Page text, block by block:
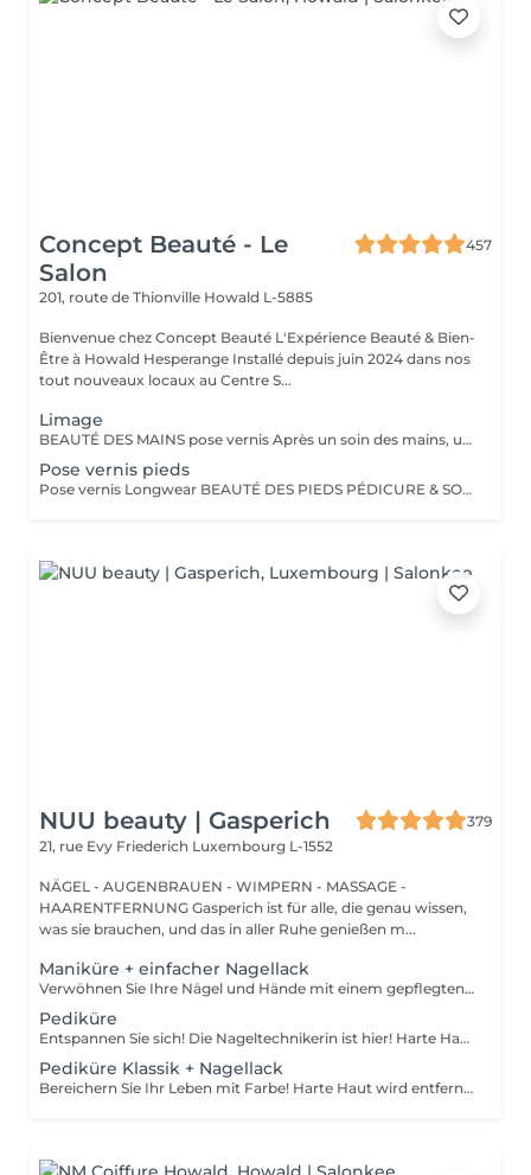
Concept Beauté - Le
Salon
457
201, route de Thionville Howald L-5885
Bienvenue chez Concept Beauté L'Expérience Beauté & Bien-
Être à Howald Hesperange Installé depuis juin 2024 dans nos
tout nouveaux locaux au Centre S...
Limage
BEAUTÉ DES MAINS pose vernis Après un soin des mains, une pose vernis : Limage et mise en forme des ongles Application d'un vernis Longwear ProNails longue tenue ou semi-permanent (en option) Une pause bien-être idéale pour retrouver des mains soignées et élégantes.
Pose vernis pieds
Pose vernis Longwear BEAUTÉ DES PIEDS PÉDICURE & SOINS EXPERTS Nos soins des pieds sont conçus pour allier esthétique et bien-être, en apportant confort, douceur et élégance à vos pieds. Tous nos soins sont réalisés dans des cabines dédiées, équipées de fauteuils Pedi Spa avec bain de pieds intégré, pour une expérience alliant détente et expertise. Nous utilisons les produits spécifiques de la toute nouvelle gamme pieds de ProNails, formulée pour nourrir, réparer et protéger vos pieds en profondeur.
NUU beauty | Gasperich
379
21, rue Evy Friederich Luxembourg L-1552
NÄGEL - AUGENBRAUEN - WIMPERN - MASSAGE -
HAARENTFERNUNG Gasperich ist für alle, die genau wissen,
was sie brauchen, und das in aller Ruhe genießen m...
Maniküre + einfacher Nagellack
Verwöhnen Sie Ihre Nägel und Hände mit einem gepflegten und ordentlichen Erscheinungsbild! Unsere Technikerinnen werden effektiv abgestorbene Hautzellen entfernen, die Nägel in Form bringen und feilen sowie die äußere Oberfläche polieren. Am Ende dieser Behandlung wird ein regulärer Nagellack aufgetragen. Unsere Meisterinnen bieten klassische, Hardware- oder kombinierte Maniküre an. Wie wird die Maniküre mit regulärer Nagellack durchgeführt? - rauhe Haut wird entfernt - die Form der Nagelplatte wird korrigiert - die Nagelhaut und seitlichen Rillen werden korrigiert - Nagellack wird aufgetragen - Nagelhautöl und Handcreme werden aufgetragen Altersbeschränkungen: empfohlen ab 14 Jahren. Empfehlungen nach dem Eingriff: es gibt keine speziellen Empfehlungen nach diesem Verfahren. Frequenz: einmal in 3 Wochen.
Pediküre
Entspannen Sie sich! Die Nageltechnikerin ist hier! Harte Haut wird entfernt, die Füße werden mit tief pflegenden Cremes massiert, wodurch sie weicher und geschmeidiger werden. Die Nagelhaut wird ordentlich gemacht und die Fußnägel werden perfekt geformt. Unsere Meisterinnen führen eine Hardware-Pediküre durch. Wie wird die Pediküre ohne Nagellack durchgeführt? - rauhe Haut wird entfernt - die Form der Nagelplatte wird korrigiert - die Nagelhaut und seitlichen Rillen werden korrigiert - die Fersen werden gereinigt - Nagelhautöl und Fußcreme werden aufgetragen Altersbeschränkungen: empfohlen ab 14 Jahren. Empfehlungen nach dem Eingriff: es gibt keine speziellen Empfehlungen nach diesem Verfahren. Frequenz: einmal in 3-4 Wochen.
Pediküre Klassik + Nagellack
Bereichern Sie Ihr Leben mit Farbe! Harte Haut wird entfernt, die Füße werden mit tief pflegenden Cremes massiert, wodurch sie weicher und geschmeidiger werden. Die Nagelhaut wird ordentlich gemacht und die Fußnägel werden perfekt geformt. Am Ende dieser Behandlung wird regulärer Nagellack aufgetragen. Unsere Meisterinnen führen eine Hardware-Pediküre durch. Wie wird die Pediküre mit einfacher Nagellackierung durchgeführt? - rauhe Haut wird entfernt - die Form der Nagelplatte wird korrigiert - die Nagelhaut und seitlichen Rillen werden korrigiert - die Fersen werden gereinigt - nagellack wird aufgetragen - nagelhautöl und Fußcreme werden aufgetragen Altersbeschränkungen: empfohlen ab 14 Jahren. Empfehlungen nach dem Eingriff: es gibt keine speziellen Empfehlungen nach diesem Verfahren. Frequenz: einmal in 3-4 Wochen.